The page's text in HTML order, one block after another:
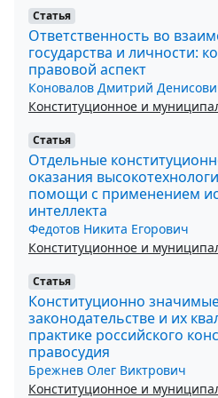
Статья
Ответственность во
государства и личности:
правовой аспект
Коновалов Дмитрий
Конституционное и
Статья
Отдельные
оказания
помощи с применением
интеллекта
Федотов Никита Егорович
Конституционное и
Статья
Конституционно
законодательстве и их
практике российского
правосудия
Брежнев Олег Виктрович
Конституционное и